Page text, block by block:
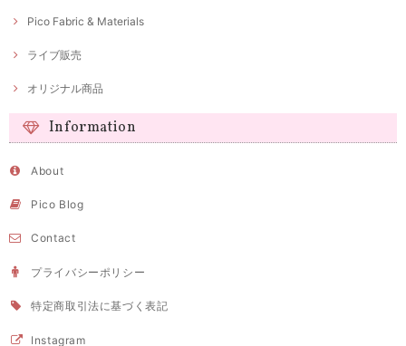
Pico Fabric & Materials
ライブ販売
オリジナル商品
Information
About
Pico Blog
Contact
プライバシーポリシー
特定商取引法に基づく表記
Instagram